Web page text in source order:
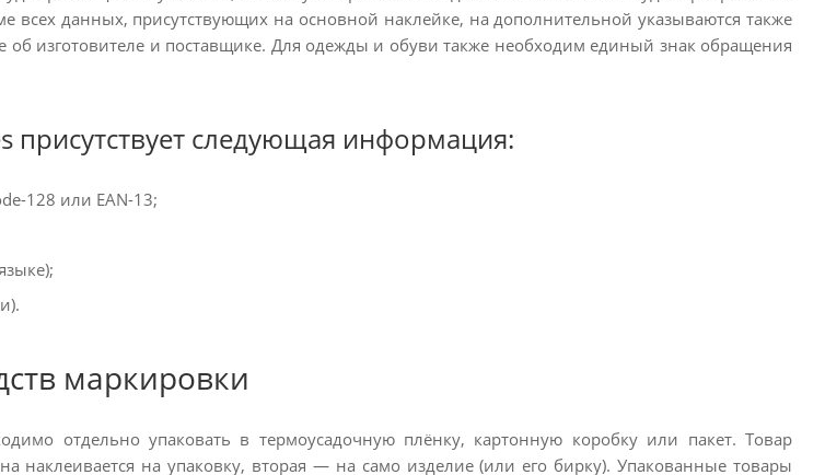
всех данных, присутствующих на основной наклейке, на дополнительной указываются также
об изготовителе и поставщике. Для одежды и обуви также необходим единый знак обращения
присутствует следующая информация:
128 или EAN-13;
маркировки
отдельно упаковать в термоусадочную плёнку, картонную коробку или пакет. Товар
наклеивается на упаковку, вторая — на само изделие (или его бирку). Упакованные товары